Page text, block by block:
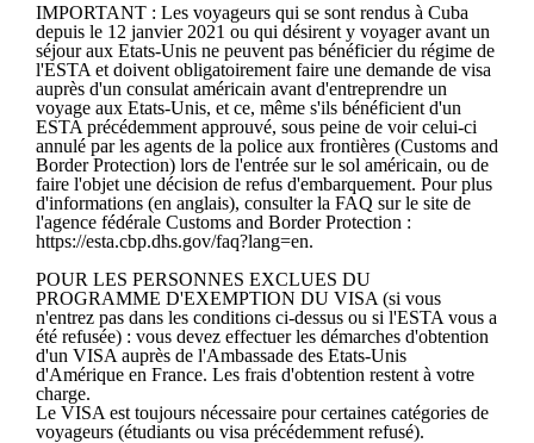
IMPORTANT : Les voyageurs qui se sont rendus à Cuba
depuis le 12 janvier 2021 ou qui désirent y voyager avant un
séjour aux Etats-Unis ne peuvent pas bénéficier du régime de
l'ESTA et doivent obligatoirement faire une demande de visa
auprès d'un consulat américain avant d'entreprendre un
voyage aux Etats-Unis, et ce, même s'ils bénéficient d'un
ESTA précédemment approuvé, sous peine de voir celui-ci
annulé par les agents de la police aux frontières (Customs and
Border Protection) lors de l'entrée sur le sol américain, ou de
faire l'objet une décision de refus d'embarquement. Pour plus
d'informations (en anglais), consulter la FAQ sur le site de
l'agence fédérale Customs and Border Protection :
https://esta.cbp.dhs.gov/faq?lang=en.
POUR LES PERSONNES EXCLUES DU
PROGRAMME D'EXEMPTION DU VISA (si vous
n'entrez pas dans les conditions ci-dessus ou si l'ESTA vous a
été refusée) : vous devez effectuer les démarches d'obtention
d'un VISA auprès de l'Ambassade des Etats-Unis
d'Amérique en France. Les frais d'obtention restent à votre
charge.
Le VISA est toujours nécessaire pour certaines catégories de
voyageurs (étudiants ou visa précédemment refusé).